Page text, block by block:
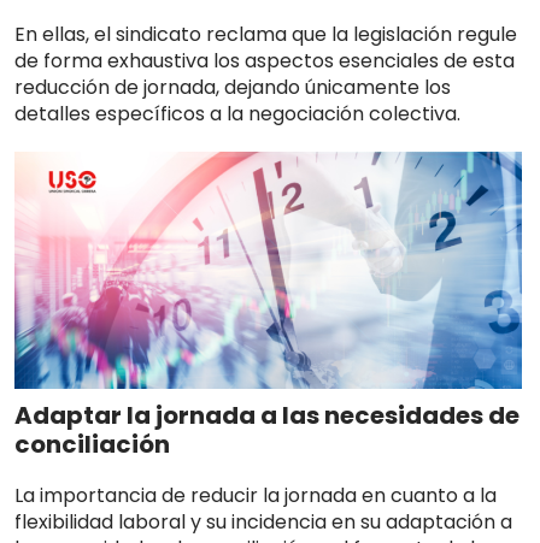
En ellas, el sindicato reclama que la legislación regule
de forma exhaustiva los aspectos esenciales de esta
reducción de jornada, dejando únicamente los
detalles específicos a la negociación colectiva.
Adaptar la jornada a las necesidades de
conciliación
La importancia de reducir la jornada en cuanto a la
flexibilidad laboral y su incidencia en su adaptación a